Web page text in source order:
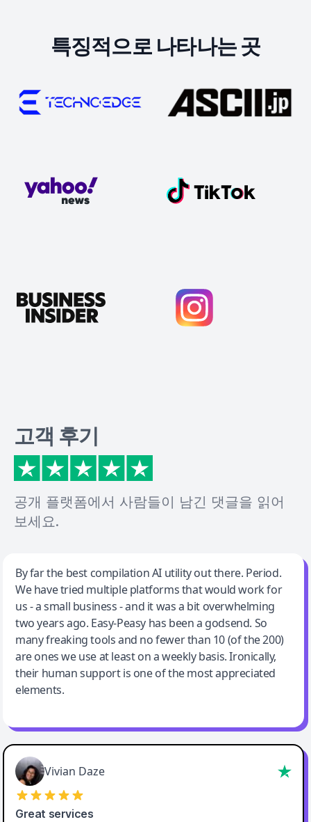
특징적으로 나타나는 곳
고객 후기
공개 플랫폼에서 사람들이 남긴 댓글을 읽어
보세요.
Jeff Wilson
By far the best compilation AI utility
By far the best compilation AI utility out there. Period.
We have tried multiple platforms that would work for
us - a small business - and it was a bit overwhelming
two years ago. Easy-Peasy has been a godsend. So
many freaking tools and no fewer than 10 (of the 200)
are ones we use at least on a weekly basis. Ironically,
their human support is one of the most appreciated
elements.
Vivian Daze
Great services